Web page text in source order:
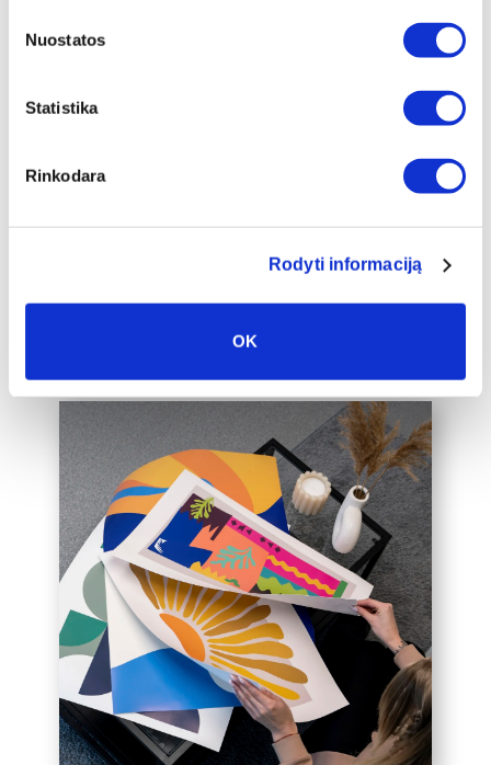
Nuostatos
Statistika
Rinkodara
Rodyti informaciją
OK
Papildomas
Siūlome drobę, aptrauktą ant porėmio,
auksinį 2cm pločio rėmelį, kuris drobę
interjero akcentu.
Jūsų jau turimą drobę, susisiekite su
mumis el. paštu labas@drobiunamai.lt